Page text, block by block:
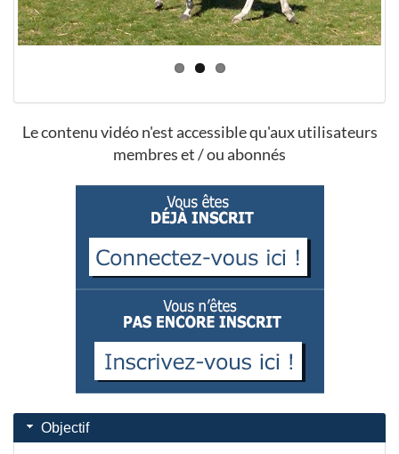
Le contenu vidéo n'est accessible qu'aux utilisateurs
membres et / ou abonnés
Objectif